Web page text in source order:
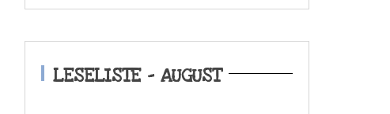
c
h
f LESELISTE – AUGUST